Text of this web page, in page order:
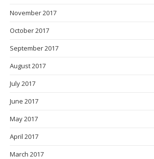
November 2017
October 2017
September 2017
August 2017
July 2017
June 2017
May 2017
April 2017
March 2017